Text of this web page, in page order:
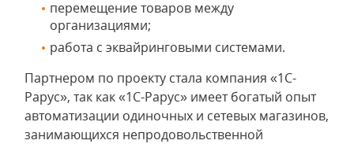
перемещение товаров между
организациями;
работа с эквайринговыми системами.
Партнером по проекту стала компания «1С-
Рарус», так как «1С-Рарус» имеет богатый опыт
автоматизации одиночных и сетевых магазинов,
занимающихся непродовольственной